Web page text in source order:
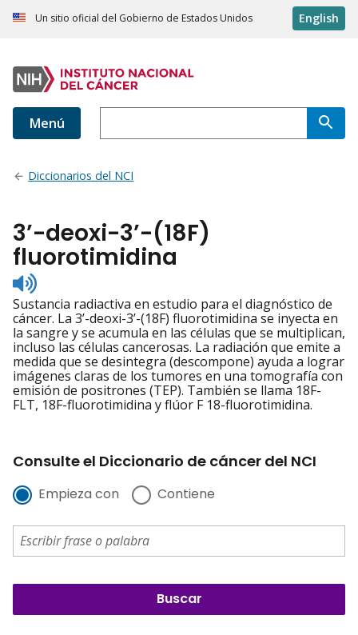
Un sitio oficial del Gobierno de Estados Unidos English
Menú
Diccionarios del NCI
3’-deoxi-3’-(18F)
fluorotimidina
Listen
to
pronunciation
Sustancia radiactiva en estudio para el diagnóstico de
cáncer. La 3’-deoxi-3’-(18F) fluorotimidina se inyecta en
la sangre y se acumula en las células que se multiplican,
incluso las células cancerosas. La radiación que emite a
medida que se desintegra (descompone) ayuda a lograr
imágenes claras de los tumores en una tomografía con
emisión de positrones (TEP). También se llama 18F-
FLT, 18F-fluorotimidina y flúor F 18-fluorotimidina.
Consulte el Diccionario de cáncer del NCI
Empieza con Contiene